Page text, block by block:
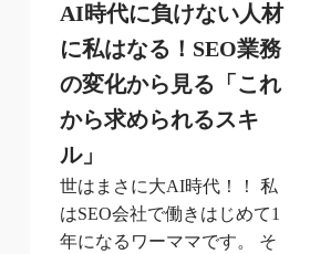
AI時代に負けない人材
に私はなる！SEO業務
の変化から見る「これ
から求められるスキ
ル」
世はまさに大AI時代！！ 私
はSEO会社で働きはじめて1
年になるワーママです。 そ